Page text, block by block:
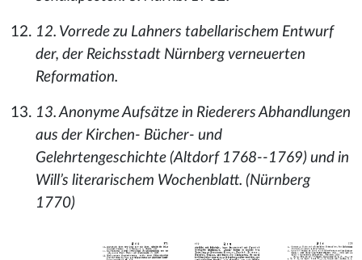
12. Vorrede zu Lahners tabellarischem Entwurf
der, der Reichsstadt Nürnberg verneuerten
Reformation.
13. Anonyme Aufsätze in Riederers Abhandlungen
aus der Kirchen- Bücher- und
Gelehrtengeschichte (Altdorf 1768--1769) und in
Will’s literarischem Wochenblatt. (Nürnberg
1770)